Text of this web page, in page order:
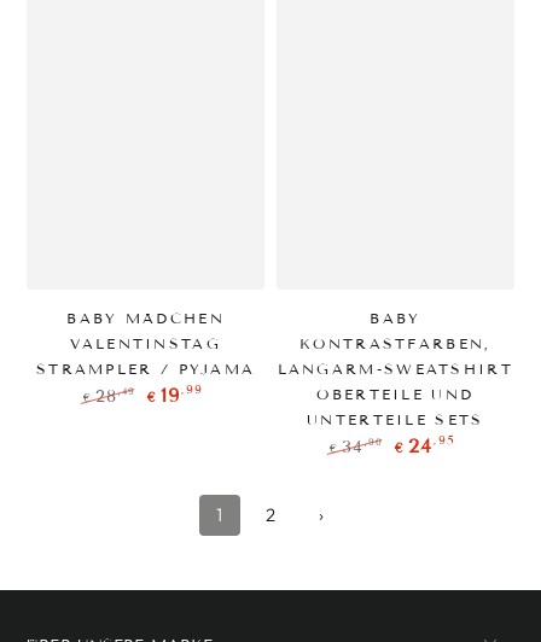
BABY MÄDCHEN
VALENTINSTAG
STRAMPLER / PYJAMA
€ 28,49 € 19,99
BABY
KONTRASTFARBEN,
LANGARM-SWEATSHIRT
OBERTEILE UND
UNTERTEILE SETS
€ 34,90 € 24,95
1 2 ›